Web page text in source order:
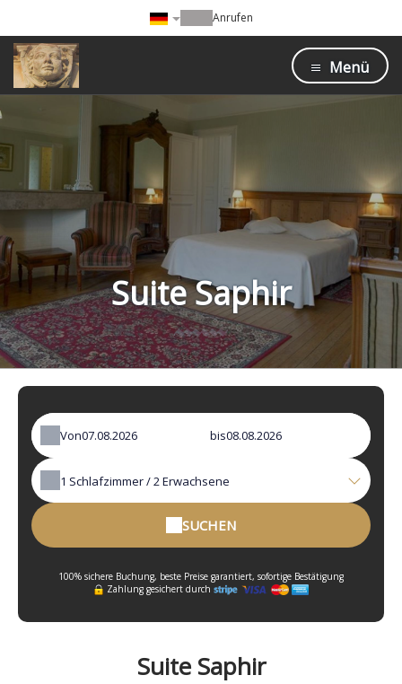
Anrufen
Menü
Suite Saphir
Von bis
1 Schlafzimmer /2Erwachsene
SUCHEN
100% sichere Buchung, beste Preise garantiert, sofortige Bestätigung
Zahlung gesichert durch
Suite Saphir